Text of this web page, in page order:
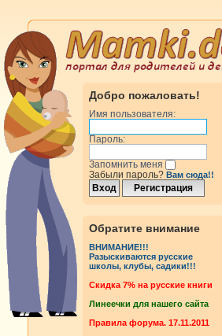
Добро пожаловать!
Имя пользователя:
Пароль:
Запомнить меня
Забыли пароль? Вам сюда!!
Обратите внимание
ВНИМАНИЕ!!!
Разыскиваются русские
школы, клубы, садики!!!
Cкидка 7% на русские книги
Линеечки для нашего сайта
Правила форума. 17.11.2011